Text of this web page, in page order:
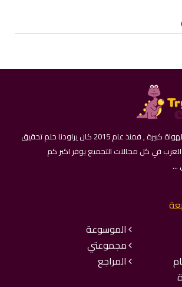
كانت دومًا احلامنا للهواة كبيرة , فمنذ عام 2015 كان يراودنا حلم تحقيق
في كل مجالات التجميع يوفر اكبر كم
...
الموسوعة
مجموعتي
المراجع